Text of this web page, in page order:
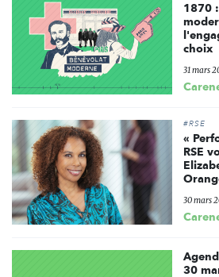
1870
choix
31 mars
#RSE
«
RSE
30 mars
30